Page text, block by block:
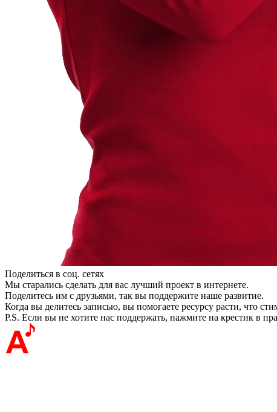
Поделиться в соц. сетях
Мы старались сделать для вас лучший проект в интернете.
Поделитесь им с друзьями, так вы поддержите наше развитие.
Когда вы делитесь записью, вы помогаете ресурсу расти, что
P.S. Если вы не хотите нас поддержать, нажмите на крестик в